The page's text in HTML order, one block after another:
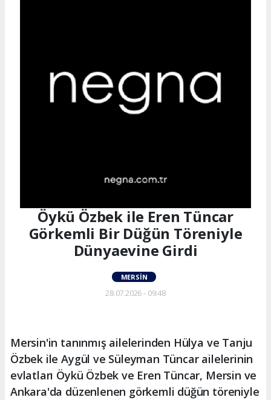
Öykü Özbek ile Eren Tüncar
Görkemli Bir Düğün Töreniyle
Dünyaevine Girdi
MERSIN
28.07.2026 - 09:48
Mersin'in tanınmış ailelerinden Hülya ve Tanju
Özbek ile Aygül ve Süleyman Tüncar ailelerinin
evlatları Öykü Özbek ve Eren Tüncar, Mersin ve
Ankara'da düzenlenen görkemli düğün töreniyle